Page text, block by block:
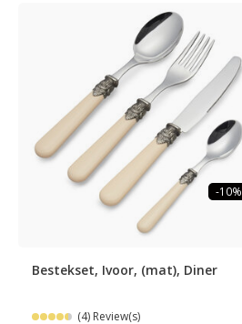
-10%
Bestekset, Ivoor, (mat), Diner
(4) Review(s)